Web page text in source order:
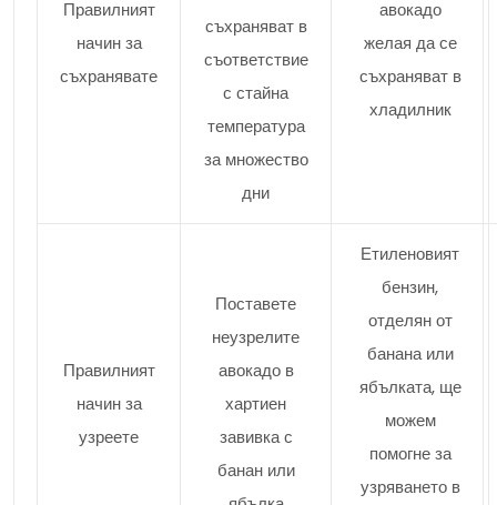
Правилният
начин за
съхранявате
съхраняват в
съответствие
с стайна
температура
за множество
дни
авокадо
желая да се
съхраняват в
хладилник
Правилният
начин за
узреете
Поставете
неузрелите
авокадо в
хартиен
завивка с
банан или
Етиленовият
бензин,
отделян от
банана или
ябълката, ще
можем
помогне за
узряването в